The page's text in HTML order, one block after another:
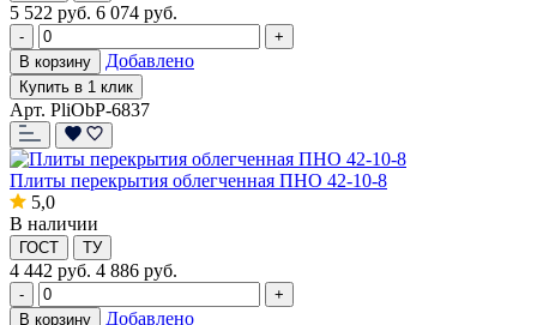
5 522 руб. 6 074 руб.
-
+
В корзину
Добавлено
Купить в 1 клик
Арт. PliObP-6837
Плиты перекрытия облегченная ПНО 42-10-8
5,0
В наличии
ГОСТ ТУ
4 442 руб. 4 886 руб.
-
+
В корзину
Добавлено